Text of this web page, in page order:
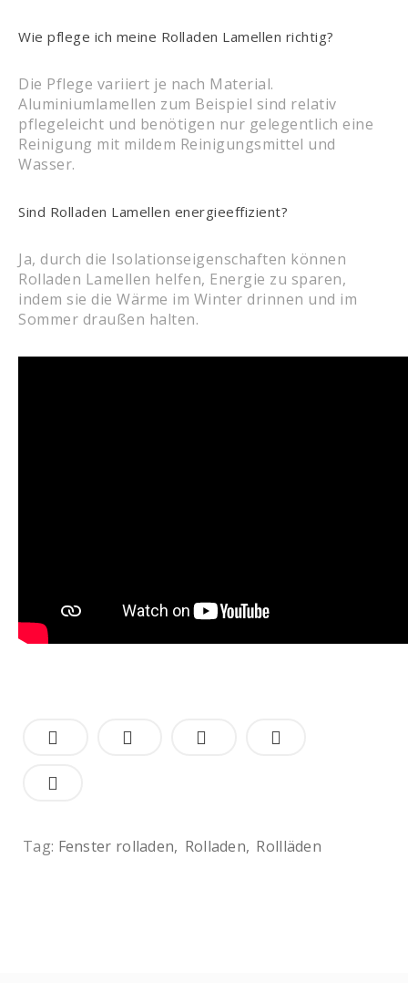
Wie pflege ich meine Rolladen Lamellen richtig?
Die Pflege variiert je nach Material.
Aluminiumlamellen zum Beispiel sind relativ
pflegeleicht und benötigen nur gelegentlich eine
Reinigung mit mildem Reinigungsmittel und
Wasser.
Sind Rolladen Lamellen energieeffizient?
Ja, durch die Isolationseigenschaften können
Rolladen Lamellen helfen, Energie zu sparen,
indem sie die Wärme im Winter drinnen und im
Sommer draußen halten.
Tag: Fenster rolladen Rolladen Rollläden